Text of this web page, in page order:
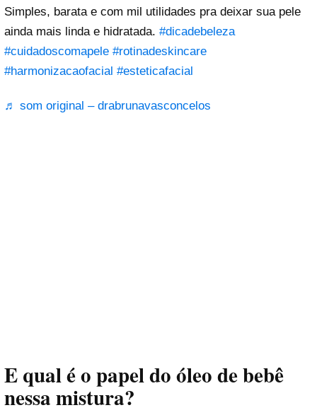
Simples, barata e com mil utilidades pra deixar sua pele
ainda mais linda e hidratada. #dicadebeleza
#cuidadoscomapele #rotinadeskincare
#harmonizacaofacial #esteticafacial
♬ som original – drabrunavasconcelos
E qual é o papel do óleo de bebê
nessa mistura?